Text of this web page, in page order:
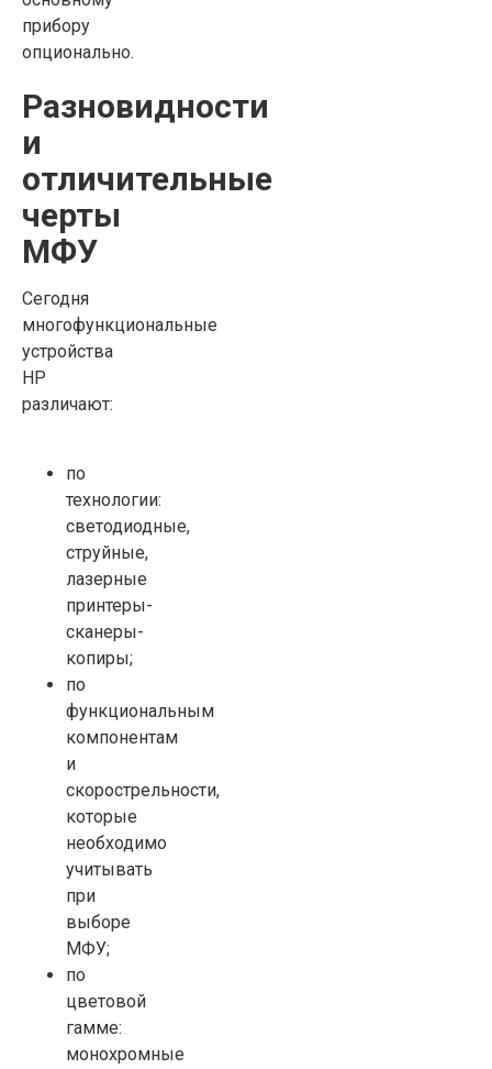
прибору
опционально.
Разновидности
и
отличительные
черты
МФУ
Сегодня
многофункциональные
устройства
HP
различают:
по
технологии:
светодиодные,
струйные,
лазерные
принтеры-
сканеры-
копиры;
по
функциональным
компонентам
и
скорострельности,
которые
необходимо
учитывать
при
выборе
МФУ;
по
цветовой
гамме:
монохромные